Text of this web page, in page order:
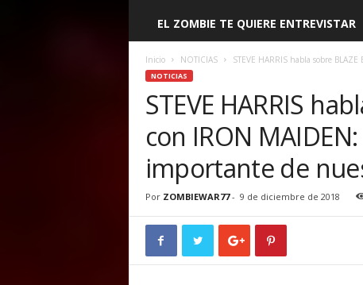
I
EL ZOMBIE TE QUIERE ENTREVISTAR
Inicio NOTICIAS STEVE HARRIS habla sobre
NOTICIAS
STEVE HARRIS
con IRON
importante de
Por ZOMBIEWAR77- 9 de diciembre de 2018